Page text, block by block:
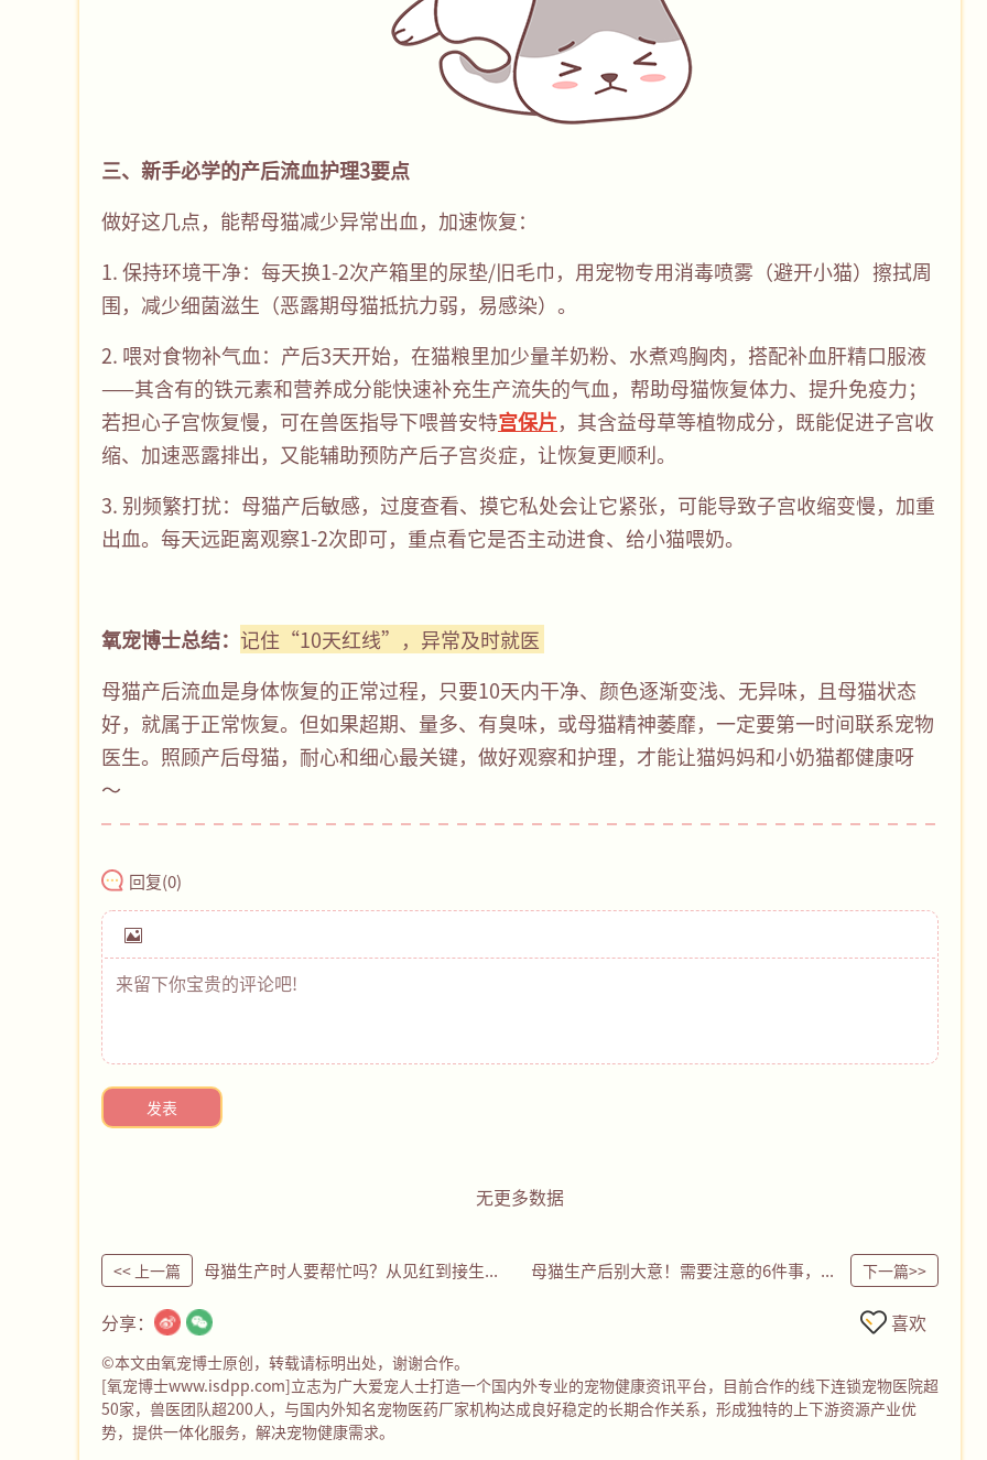
三、新手必学的产后流血护理3要点
做好这几点，能帮母猫减少异常出血，加速恢复：
1. 保持环境干净：每天换1-2次产箱里的尿垫/旧毛巾，用宠物专用消毒喷雾（避开小猫）擦拭周
围，减少细菌滋生（恶露期母猫抵抗力弱，易感染）。
2. 喂对食物补气血：产后3天开始，在猫粮里加少量羊奶粉、水煮鸡胸肉，搭配补血肝精口服液
——其含有的铁元素和营养成分能快速补充生产流失的气血，帮助母猫恢复体力、提升免疫力；
若担心子宫恢复慢，可在兽医指导下喂普安特宫保片，其含益母草等植物成分，既能促进子宫收
缩、加速恶露排出，又能辅助预防产后子宫炎症，让恢复更顺利。
3. 别频繁打扰：母猫产后敏感，过度查看、摸它私处会让它紧张，可能导致子宫收缩变慢，加重
出血。每天远距离观察1-2次即可，重点看它是否主动进食、给小猫喂奶。
氧宠博士总结： 记住“10天红线”，异常及时就医
母猫产后流血是身体恢复的正常过程，只要10天内干净、颜色逐渐变浅、无异味，且母猫状态
好，就属于正常恢复。但如果超期、量多、有臭味，或母猫精神萎靡，一定要第一时间联系宠物
医生。照顾产后母猫，耐心和细心最关键，做好观察和护理，才能让猫妈妈和小奶猫都健康呀
～
回复(0)
发表
无更多数据
<< 上一篇 母猫生产时人要帮忙吗？从见红到接生的超全实操 母猫生产后别大意！需要注意的6件事，关系猫妈妈和小猫健康 下一篇>>
分享： 喜欢
©本文由氧宠博士原创，转载请标明出处，谢谢合作。
[氧宠博士www.isdpp.com]立志为广大爱宠人士打造一个国内外专业的宠物健康资讯平台，目前合作的线下连锁宠物医院超
50家，兽医团队超200人，与国内外知名宠物医药厂家机构达成良好稳定的长期合作关系，形成独特的上下游资源产业优
势，提供一体化服务，解决宠物健康需求。